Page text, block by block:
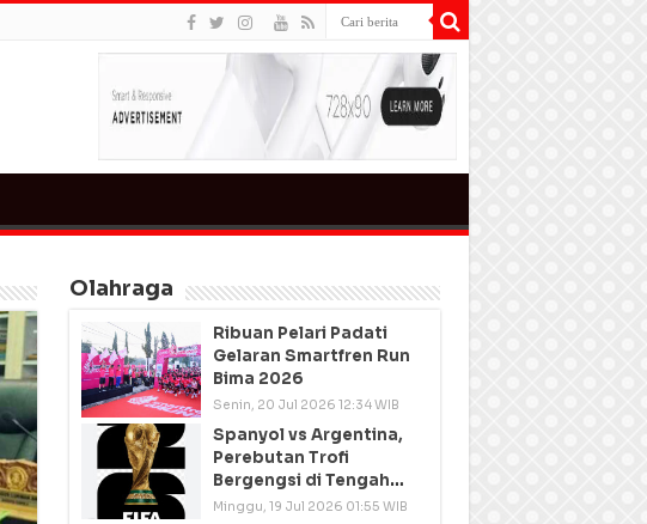
Olahraga
Ribuan Pelari Padati
Gelaran Smartfren Run
Bima 2026
Senin, 20 Jul 2026 12:34 WIB
Spanyol vs Argentina,
Perebutan Trofi
Bergengsi di Tengah
Semangat Persatuan
Minggu, 19 Jul 2026 01:55 WIB